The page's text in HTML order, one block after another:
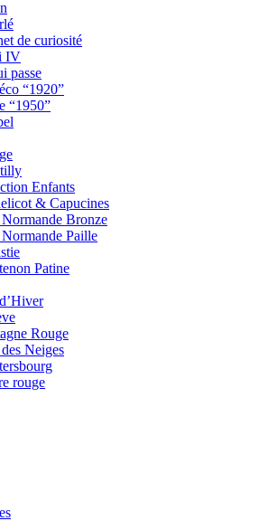
de curiosité
IV
passe
“1920”
“1950”
Enfants
& Capucines
Bronze
Paille
Patine
Rouge
Neiges
rouge